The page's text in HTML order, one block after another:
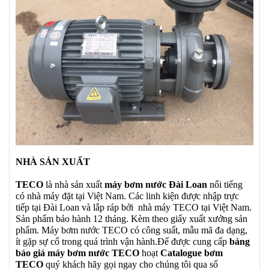
NHÀ SẢN XUẤT
TECO là nhà sản xuất máy bơm nước Đài Loan nổi tiếng
có nhà máy đặt tại Việt Nam. Các linh kiện được nhập trực
tiếp tại Đài Loan và lắp ráp bởi nhà máy TECO tại Việt Nam.
Sản phẩm bảo hành 12 tháng. Kèm theo giấy xuất xưởng sản
phẩm. Máy bơm nước TECO có công suất, mẫu mã đa dạng,
ít gặp sự cố trong quá trình vận hành.Để được cung cấp bảng
báo giá máy bơm nước TECO hoạt Catalogue bơm
TECO quý khách hãy gọi ngay cho chúng tôi qua số